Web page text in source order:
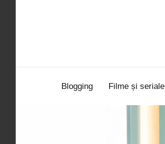
Blogging
Filme și seriale